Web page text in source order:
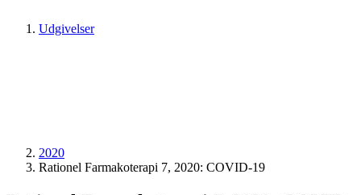
Udgivelser
2020
Rationel Farmakoterapi 7, 2020: COVID-19